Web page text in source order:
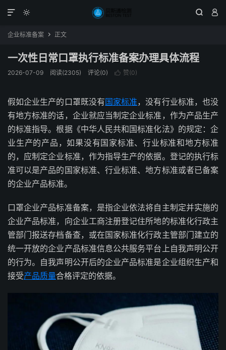
  

企业标准备案  正文
一次性日常口罩执行标准备案办理具体流程
2026-07-09 阅读(2305) 评论(0)  赞(0)
假如企业生产的口罩既没有国家标准，没有行业标准，也没
有地方标准的话，企业就应当制定企业标准，作为产品生产
的标准指导。根据《中华人民共和国标准化法》的规定：企
业生产的产品，如果没有国家标准、行业标准和地方标准
的，应制定企业标准，作为指导生产的依据。登记的执行标
准可以是产品的国家标准、行业标准、地方标准或者已备案
的企业产品标准。
口罩企业产品标准备案，是指企业依法将自主制定并实施的
企业产品标准，向企业工商注册登记住所地的标准化行政主
管部门报送存档备查，或在国家标准化行政主管部门建立的
统一开放的企业产品标准信息公共服务平台上自我声明公开
的行为。自我声明公开后的企业产品标准是企业组织生产和
接受产品质量合格评定的依据。